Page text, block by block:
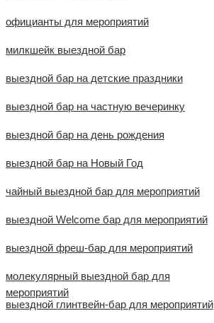
официанты для мероприятий
милкшейк выездной бар
выездной бар на детские праздники
выездной бар на частную вечеринку
выездной бар на день рождения
выездной бар на Новый Год
чайный выездной бар для мероприятий
выездной Welcome бар для мероприятий
выездной фреш-бар для мероприятий
молекулярный выездной бар для
мероприятий
выездной глинтвейн-бар для мероприятий